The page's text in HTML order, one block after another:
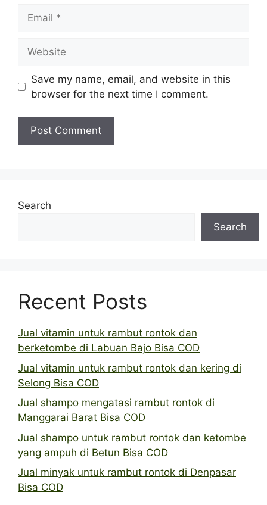
Save my name, email, and website in this
browser for the next time I comment.
Search
Search
Recent Posts
Jual vitamin untuk rambut rontok dan
berketombe di Labuan Bajo Bisa COD
Jual vitamin untuk rambut rontok dan kering di
Selong Bisa COD
Jual shampo mengatasi rambut rontok di
Manggarai Barat Bisa COD
Jual shampo untuk rambut rontok dan ketombe
yang ampuh di Betun Bisa COD
Jual minyak untuk rambut rontok di Denpasar
Bisa COD